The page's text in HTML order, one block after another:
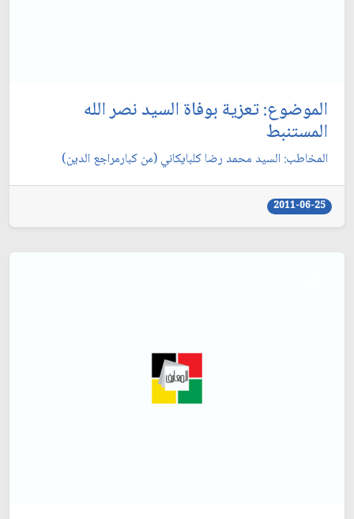
الموضوع: تعزية بوفاة السيد نصر الله
المستنبط
المخاطب: السيد محمد رضا كلبايكاني (من كبارمراجع الدين)
2011-06-25